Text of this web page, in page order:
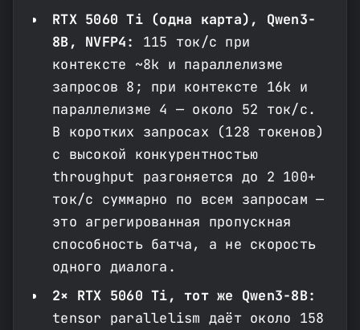
RTX 5060 Ti (одна карта), Qwen3-
8B, NVFP4:
115 ток/с при
контексте ~8k и параллелизме
запросов 8; при контексте 16k и
параллелизме 4 — около 52 ток/с.
В коротких запросах (128 токенов)
с высокой конкурентностью
throughput разгоняется до 2 100+
ток/с суммарно по всем запросам —
это агрегированная пропускная
способность батча, а не скорость
одного диалога.
2× RTX 5060 Ti, тот же Qwen3-8B:
tensor parallelism даёт около 158